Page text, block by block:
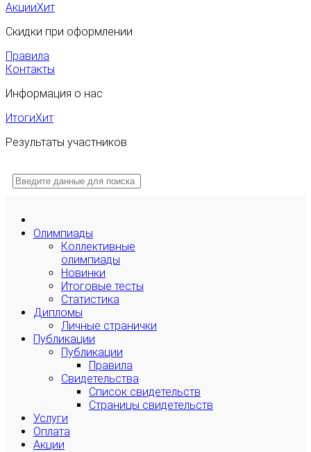
АкцииХит
Скидки при оформлении
Правила
Контакты
Информация о нас
ИтогиХит
Результаты участников
Олимпиады
Коллективные
олимпиады
Новинки
Итоговые тесты
Статистика
Дипломы
Личные странички
Публикации
Публикации
Правила
Свидетельства
Список свидетельств
Страницы свидетельств
Услуги
Оплата
Акции